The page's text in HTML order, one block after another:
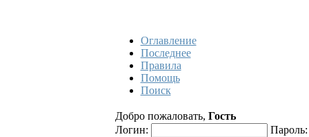
Оглавление
Последнее
Правила
Помощь
Поиск
Добро пожаловать, Гость
Логин: